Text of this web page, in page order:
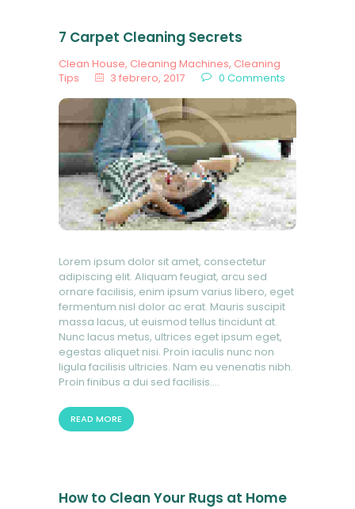
7 Carpet Cleaning Secrets
Clean House, Cleaning Machines, Cleaning
Tips
3 febrero, 2017 0 Comments
Lorem ipsum dolor sit amet, consectetur
adipiscing elit. Aliquam feugiat, arcu sed
ornare facilisis, enim ipsum varius libero, eget
fermentum nisl dolor ac erat. Mauris suscipit
massa lacus, ut euismod tellus tincidunt at.
Nunc lacus metus, ultrices eget ipsum eget,
egestas aliquet nisi. Proin iaculis nunc non
ligula facilisis ultricies. Nam eu venenatis nibh.
Proin finibus a dui sed facilisis.…
READ MORE
How to Clean Your Rugs at Home